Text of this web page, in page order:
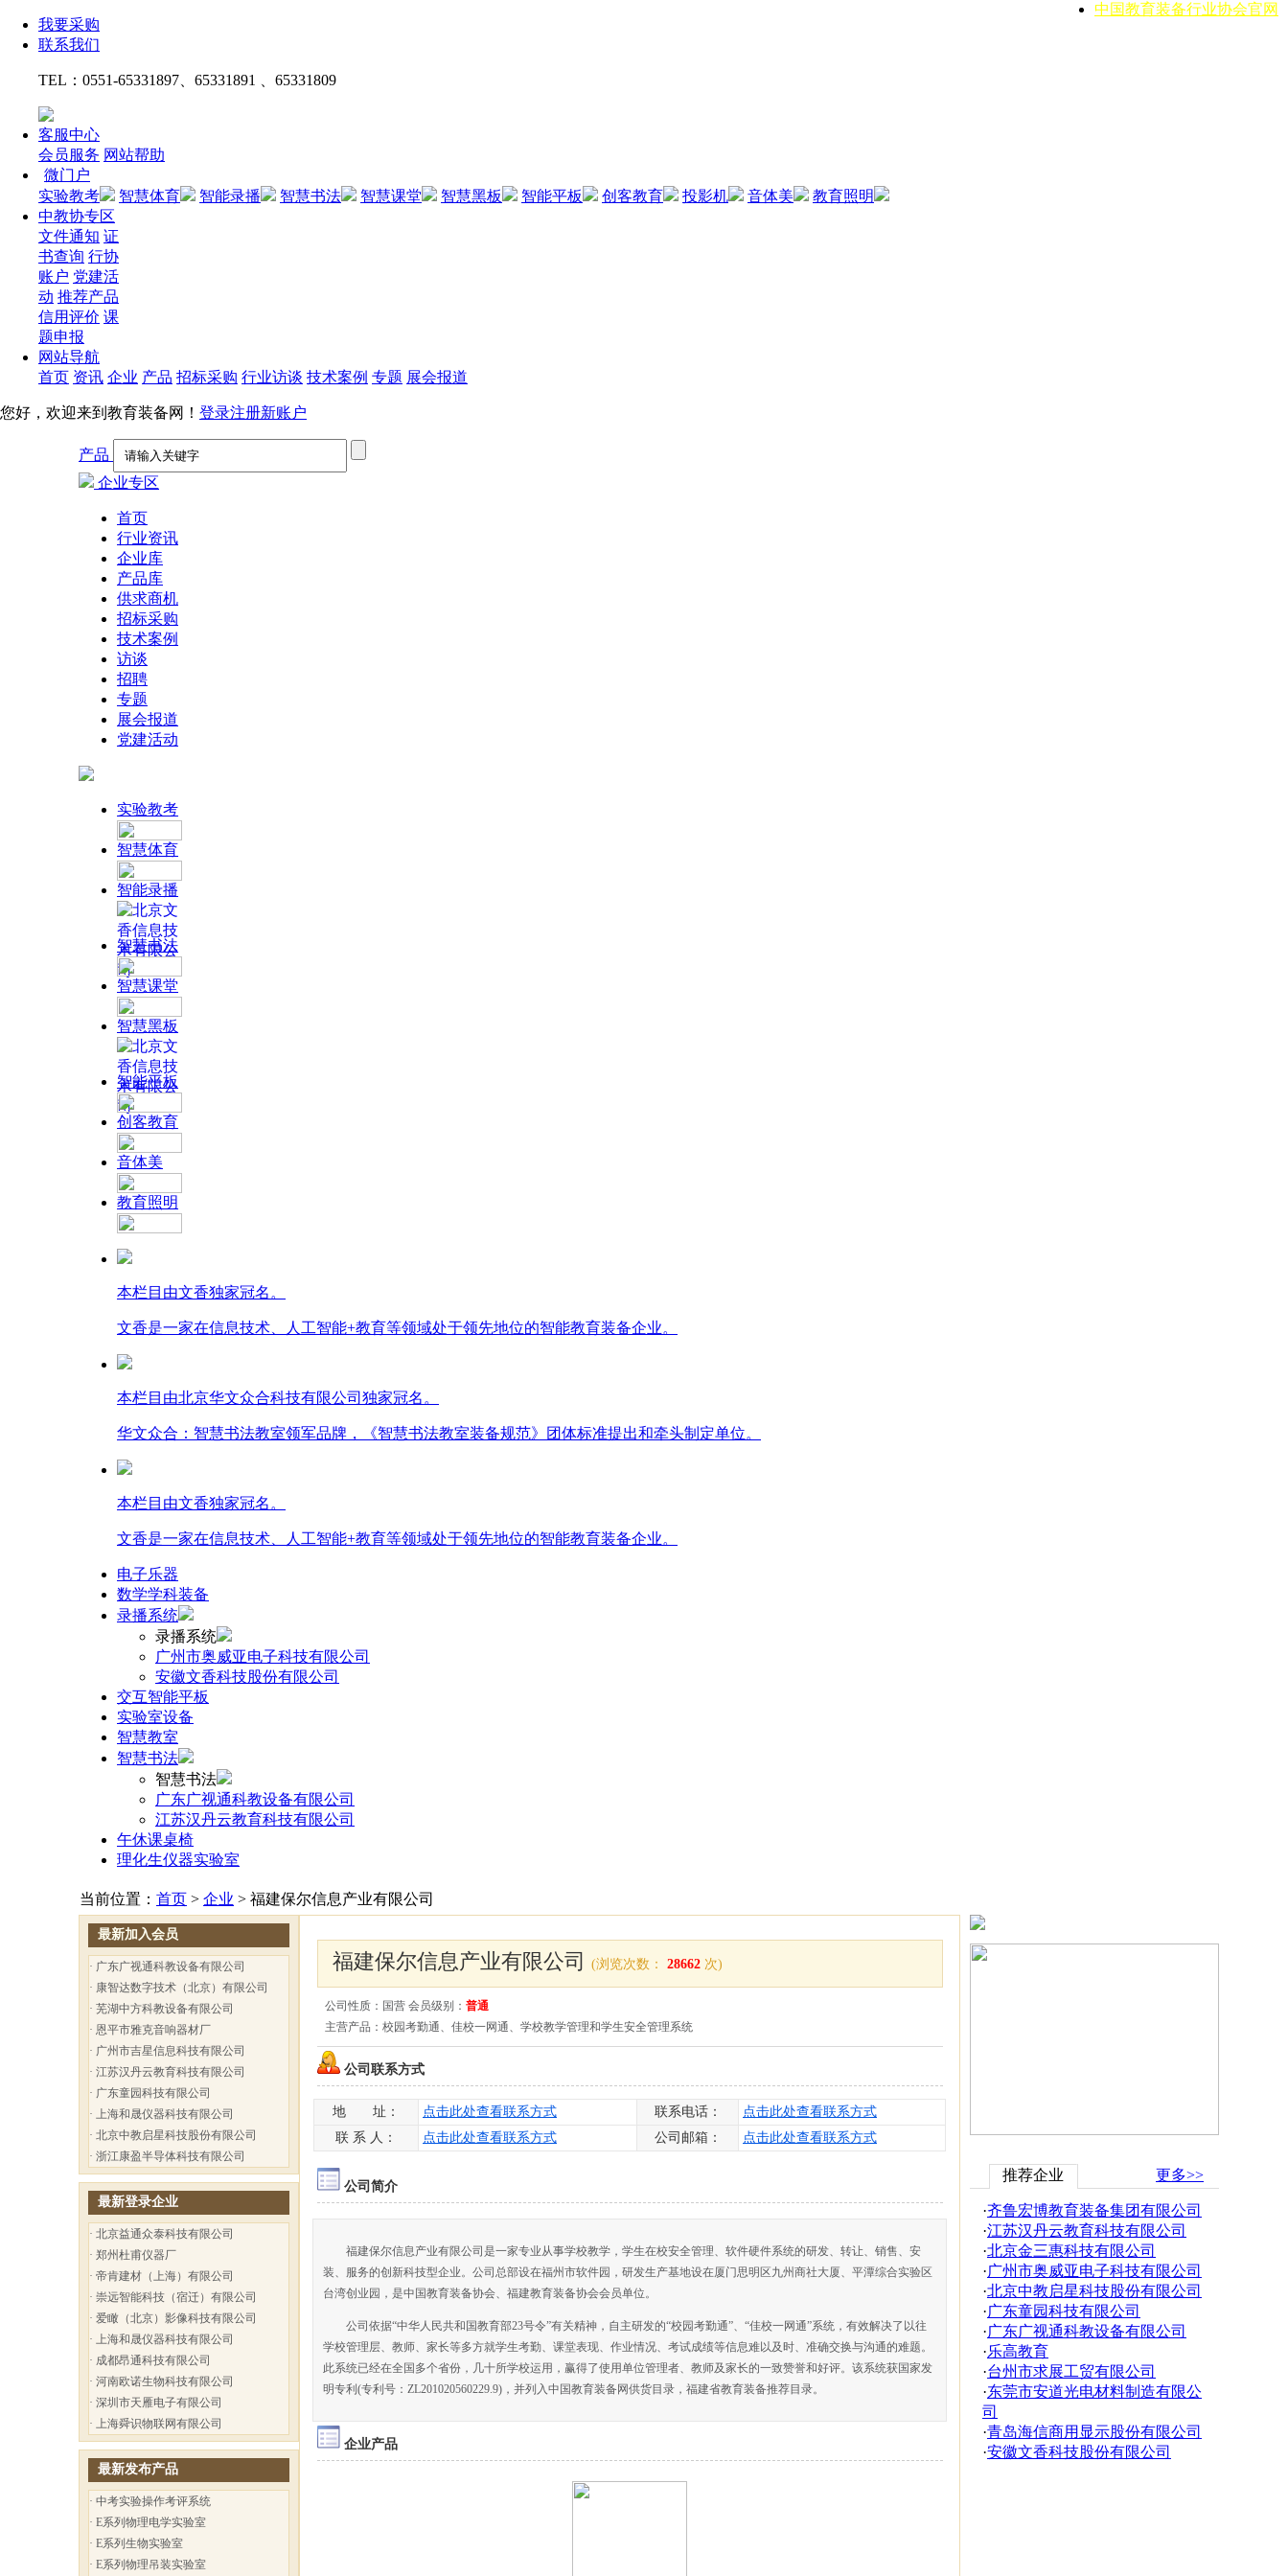
我要采购
联系我们
TEL： 0551-65331897、65331891 、65331809
客服中心
会员服务 网站帮助
微门户
实验教考
智慧体育 智能录播 智慧书法 智慧课堂 智慧黑板 智能平板 创客教育 投影机 音体美
教育照明
中教协专区
文件通知 证
书查询 行协
账户 党建活
动 推荐产品
信用评价 课
题申报
网站导航
首页 资讯 企业 产品 招标采购 行业访谈 技术案例 专题 展会报道
您好，欢迎来到教育装备网！ 登录注册新账户
产品
企业专区
首页
行业资讯
企业库
产品库
供求商机
招标采购
技术案例
访谈
招聘
专题
展会报道
党建活动
中国教育装备行业协会官网
实验教考
智慧体育
智能录播
智慧书法
智慧课堂
智慧黑板
智能平板
创客教育
音体美
教育照明
本栏目由文香独家冠名。
文香是一家在信息技术、人工智能+教育等领域处于领先地位的智能教育装备企业。
本栏目由北京华文众合科技有限公司独家冠名。
华文众合：智慧书法教室领军品牌，《智慧书法教室装备规范》团体标准提出和牵头制定单位。
本栏目由文香独家冠名。
文香是一家在信息技术、人工智能+教育等领域处于领先地位的智能教育装备企业。
电子乐器
数学学科装备
录播系统
录播系统
广州市奥威亚电子科技有限公司
安徽文香科技股份有限公司
交互智能平板
实验室设备
智慧教室
智慧书法
智慧书法
广东广视通科教设备有限公司
江苏汉丹云教育科技有限公司
午休课桌椅
理化生仪器实验室
当前位置： 首页 > 企业 > 福建保尔信息产业有限公司
最新加入会员
· 广东广视通科教设备有限公司
· 康智达数字技术（北京）有限公司
· 芜湖中方科教设备有限公司
· 恩平市雅克音响器材厂
· 广州市吉星信息科技有限公司
· 江苏汉丹云教育科技有限公司
· 广东童园科技有限公司
· 上海和晟仪器科技有限公司
· 北京中教启星科技股份有限公司
· 浙江康盈半导体科技有限公司
最新登录企业
· 北京益通众泰科技有限公司
· 郑州杜甫仪器厂
· 帝肯建材（上海）有限公司
· 崇远智能科技（宿迁）有限公司
· 爱瞰（北京）影像科技有限公司
· 上海和晟仪器科技有限公司
· 成都昂通科技有限公司
· 河南欧诺生物科技有限公司
· 深圳市天雁电子有限公司
· 上海舜识物联网有限公司
最新发布产品
· 中考实验操作考评系统
· E系列物理电学实验室
· E系列生物实验室
· E系列物理吊装实验室
福建保尔信息产业有限公司 (浏览次数： 28662次)
公司性质：国营 会员级别： 普通
主营产品：校园考勤通、佳校一网通、学校教学管理和学生安全管理系统
公司联系方式
地 址： 点击此处查看联系方式 联系电话：
点击此处查看联系方式
联 系 人：
点击此处查看联系方式 公司邮箱： 点击此处查看联系方式
公司简介
福建保尔信息产业有限公司是一家专业从事学校教学，学生在校安全管理、软件硬件系统的研发、转让、销售、安
装、服务的创新科技型企业。公司总部设在福州市软件园，研发生产基地设在厦门思明区九州商社大厦、平潭综合实验区
台湾创业园，是中国教育装备协会、福建教育装备协会会员单位。
公司依据“中华人民共和国教育部23号令”有关精神，自主研发的“校园考勤通”、“佳校一网通”系统，有效解决了以往
学校管理层、教师、家长等多方就学生考勤、课堂表现、作业情况、考试成绩等信息难以及时、准确交换与沟通的难题。
此系统已经在全国多个省份，几十所学校运用，赢得了使用单位管理者、教师及家长的一致赞誉和好评。该系统获国家发
明专利(专利号：ZL201020560229.9)，并列入中国教育装备网供货目录，福建省教育装备推荐目录。
企业产品
推荐企业 更多>>
·齐鲁宏博教育装备集团有限公司
·江苏汉丹云教育科技有限公司
·北京金三惠科技有限公司
·广州市奥威亚电子科技有限公司
·北京中教启星科技股份有限公司
·广东童园科技有限公司
·广东广视通科教设备有限公司
·乐高教育
·台州市求展工贸有限公司
·东莞市安道光电材料制造有限公
司
·青岛海信商用显示股份有限公司
·安徽文香科技股份有限公司